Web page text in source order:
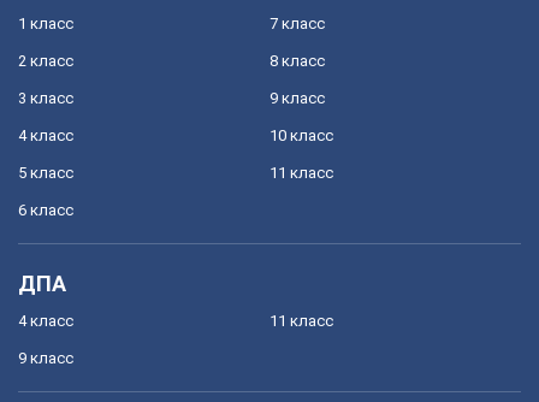
1 класс
2 класс
3 класс
4 класс
5 класс
6 класс
7 класс
8 класс
9 класс
10 класс
11 класс
ДПА
4 класс
9 класс
11 класс